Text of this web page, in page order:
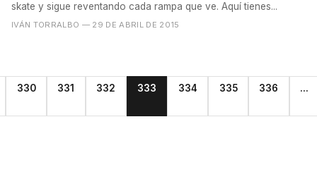
skate y sigue reventando cada rampa que ve. Aquí tienes...
IVÁN TORRALBO — 29 DE ABRIL DE 2015
330 331 332 333 334 335 336 ...